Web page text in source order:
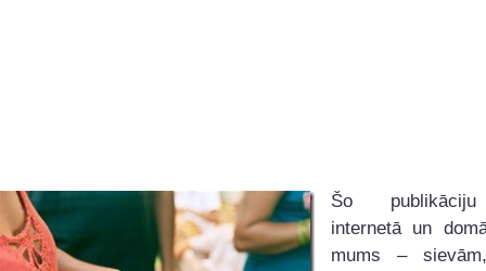
Šo
internetā un
mums –